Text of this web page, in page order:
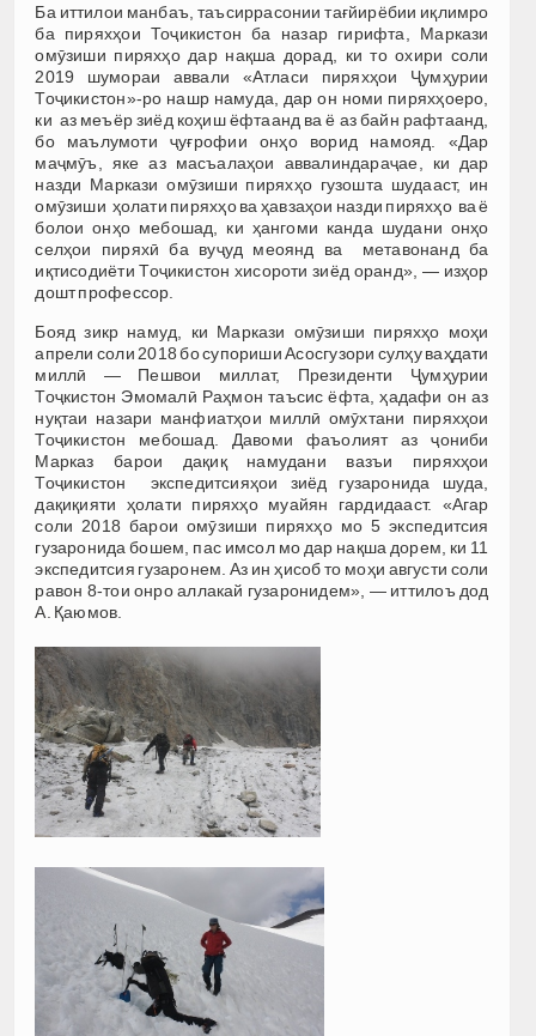
Ба иттилои манбаъ, таъсиррасонии тағйирёбии иқлимро
ба пиряхҳои Тоҷикистон ба назар гирифта, Маркази
омӯзиши пиряхҳо дар нақша дорад, ки то охири соли
2019 шумораи аввали «Атласи пиряхҳои Ҷумҳурии
Тоҷикистон»-ро нашр намуда, дар он номи пиряхҳоеро,
ки аз меъёр зиёд коҳиш ёфтаанд ва ё аз байн рафтаанд,
бо маълумоти ҷуғрофии онҳо ворид намояд. «Дар
маҷмӯъ, яке аз масъалаҳои аввалиндараҷае, ки дар
назди Маркази омӯзиши пиряхҳо гузошта шудааст, ин
омӯзиши ҳолати пиряхҳо ва ҳавзаҳои назди пиряхҳо ва ё
болои онҳо мебошад, ки ҳангоми канда шудани онҳо
селҳои пиряхӣ ба вуҷуд меоянд ва метавонанд ба
иқтисодиёти Тоҷикистон хисороти зиёд оранд», — изҳор
дошт профессор.
Бояд зикр намуд, ки Маркази омӯзиши пиряхҳо моҳи
апрели соли 2018 бо супориши Асосгузори сулҳу ваҳдати
миллӣ — Пешвои миллат, Президенти Ҷумҳурии
Тоҷкистон Эмомалӣ Раҳмон таъсис ёфта, ҳадафи он аз
нуқтаи назари манфиатҳои миллӣ омӯхтани пиряхҳои
Тоҷикистон мебошад. Давоми фаъолият аз ҷониби
Марказ барои дақиқ намудани вазъи пиряхҳои
Тоҷикистон экспедитсияҳои зиёд гузаронида шуда,
дақиқияти ҳолати пиряхҳо муайян гардидааст. «Агар
соли 2018 барои омӯзиши пиряхҳо мо 5 экспедитсия
гузаронида бошем, пас имсол мо дар нақша дорем, ки 11
экспедитсия гузаронем. Аз ин ҳисоб то моҳи августи соли
равон 8-тои онро аллакай гузаронидем», — иттилоъ дод
А. Қаюмов.